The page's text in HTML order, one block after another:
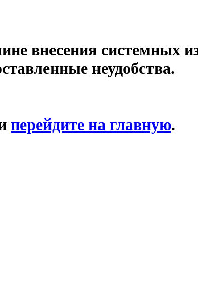
внесения системных
неудобства.
перейдите на главную.